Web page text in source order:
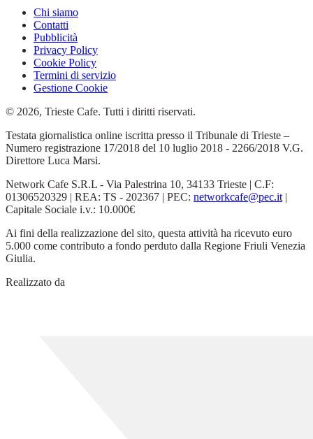
Chi siamo
Contatti
Pubblicità
Privacy Policy
Cookie Policy
Termini di servizio
Gestione Cookie
© 2026, Trieste Cafe. Tutti i diritti riservati.
Testata giornalistica online iscritta presso il Tribunale di Trieste –
Numero registrazione 17/2018 del 10 luglio 2018 - 2266/2018 V.G.
Direttore Luca Marsi.
Network Cafe S.R.L - Via Palestrina 10, 34133 Trieste | C.F:
01306520329 | REA: TS - 202367 | PEC: networkcafe@pec.it|
Capitale Sociale i.v.: 10.000€
Ai fini della realizzazione del sito, questa attività ha ricevuto euro
5.000 come contributo a fondo perduto dalla Regione Friuli Venezia
Giulia.
Realizzato da